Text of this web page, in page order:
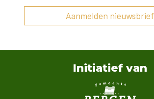
Aanmelden nieuwsbrief
Initiatief van